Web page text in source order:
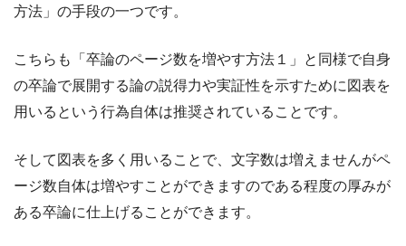
方法」の手段の一つです。
こちらも「卒論のページ数を増やす方法１」と同様で自身
の卒論で展開する論の説得力や実証性を示すために図表を
用いるという行為自体は推奨されていることです。
そして図表を多く用いることで、文字数は増えませんがペ
ージ数自体は増やすことができますのである程度の厚みが
ある卒論に仕上げることができます。